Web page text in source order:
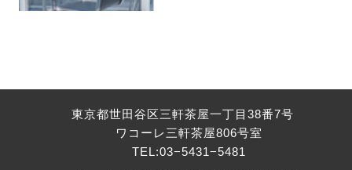
東京都世田谷区三軒茶屋一丁目38番7号
ワコーレ三軒茶屋806号室
TEL:03−5431−5481